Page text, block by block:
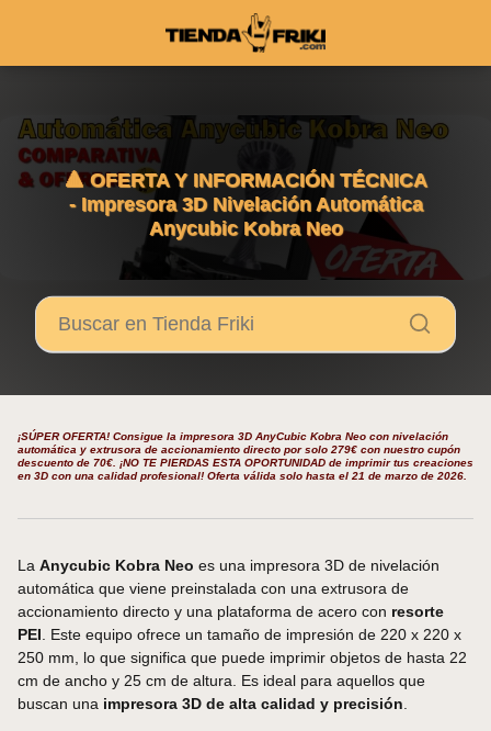
🔺 OFERTA Y INFORMACIÓN TÉCNICA
- Impresora 3D Nivelación Automática
Anycubic Kobra Neo
¡SÚPER OFERTA! Consigue la impresora 3D AnyCubic Kobra Neo con nivelación
automática y extrusora de accionamiento directo por solo 279€ con nuestro cupón
descuento de 70€. ¡NO TE PIERDAS ESTA OPORTUNIDAD de imprimir tus creaciones
en 3D con una calidad profesional! Oferta válida solo hasta el 21 de marzo de 2026.
La Anycubic Kobra Neo es una impresora 3D de nivelación
automática que viene preinstalada con una extrusora de
accionamiento directo y una plataforma de acero con resorte
PEI . Este equipo ofrece un tamaño de impresión de 220 x 220 x
250 mm, lo que significa que puede imprimir objetos de hasta 22
cm de ancho y 25 cm de altura. Es ideal para aquellos que
buscan una impresora 3D de alta calidad y precisión.